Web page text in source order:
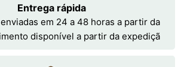
Entrega rápida
em 24 a 48 horas a partir da
disponível a partir da expediçã